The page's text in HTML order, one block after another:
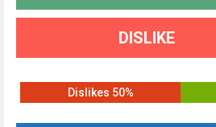
DISLIKE
50% Dislikes